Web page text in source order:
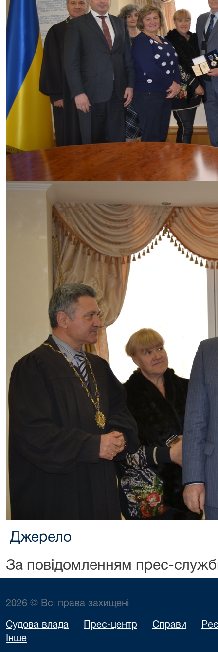
Джерело
За повідомленням прес-
2026 © Всі права захищені
Судова влада Прес-центр Справи
Інше